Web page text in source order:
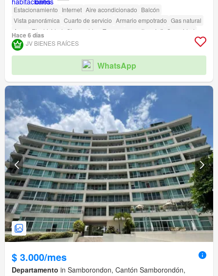
Estacionamiento Internet Aire acondicionado Balcón
Vista panorámica Cuarto de servicio Armario empotrado Gas natural
Agua
Electricidad Sin amoblar Terraza amenity_wi_fi Seguridad
Gimnasio Piscina Ascensor
Garita de guardianía
Acceso para personas con discapacidad
Hace 6 días
JV BIENES RAÍCES
WhatsApp
$ 3.000/mes
Departamento in Samborondon, Cantón Samborondón,